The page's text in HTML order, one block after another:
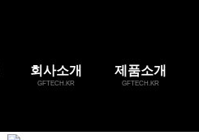
회사소개
GFTECH.KR
제품소개
GFTECH.KR